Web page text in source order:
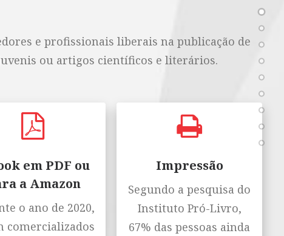
e profissionais liberais na publicação de
ou artigos científicos e literários.
em PDF ou
a Amazon
o ano de 2020,
comercializados
Impressão
Segundo a pesquisa do
Instituto Pró-Livro,
67% das pessoas ainda